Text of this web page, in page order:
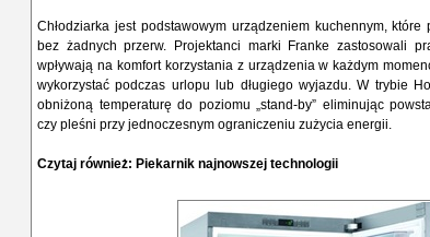
Chłodziarka jest podstawowym urządzeniem kuchennym, które
bez żadnych przerw. Projektanci marki Franke zastosowali
wpływają na komfort korzystania z urządzenia w każdym
wykorzystać podczas urlopu lub długiego wyjazdu. W trybie
obniżoną temperaturę do poziomu „stand-by” eliminując
czy pleśni przy jednoczesnym ograniczeniu zużycia energii.
Czytaj również: Piekarnik najnowszej technologii